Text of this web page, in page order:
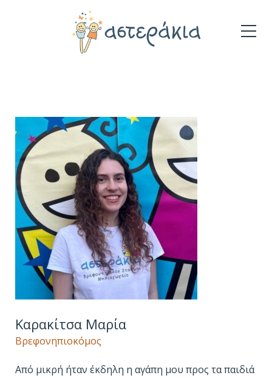
Καρακίτσα Μαρία
Βρεφονηπιοκόμος
Από μικρή ήταν έκδηλη η αγάπη μου προς τα παιδιά